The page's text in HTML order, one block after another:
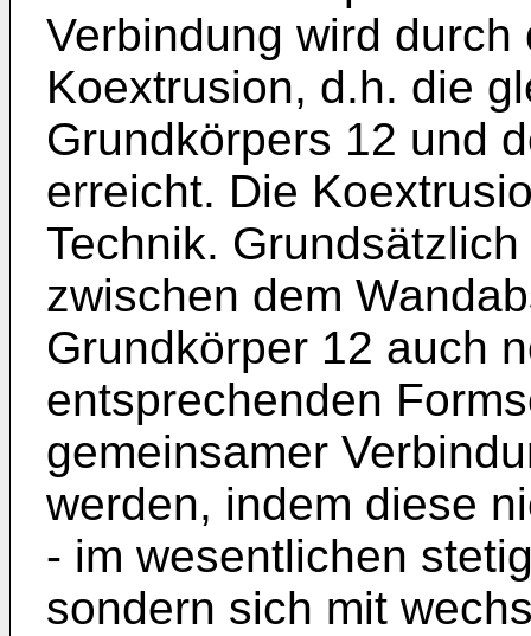
Verbindung wird
Koextrusion, d.h. die
Grundkörpers 12 und
erreicht. Die
Technik.
zwischen dem
Grundkörper 12 auch
entsprechenden
gemeinsamer
werden, indem diese
- im wesentlichen
sondern sich mit